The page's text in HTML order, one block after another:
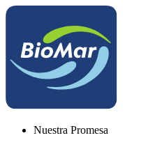
Nuestra Promesa